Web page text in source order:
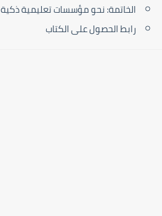
الخاتمة: نحو مؤسسات تعليمية ذكية
رابط الحصول على الكتاب